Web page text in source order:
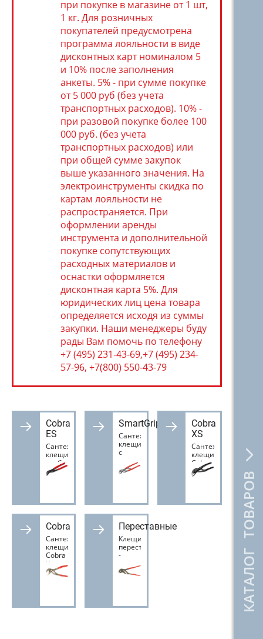
КАТАЛОГ ТОВАРОВ
при покупке в магазине от 1 шт,
1 кг. Для розничных
покупателей предусмотрена
программа лояльности в виде
дисконтных карт номиналом 5
и 10% после заполнения
анкеты. 5% - при сумме покупке
от 5 000 руб (без учета
транспортных расходов). 10% -
при разовой покупке более 100
000 руб. (без учета
транспортных расходов) или
при общей сумме закупок
выше указанного значения. На
электроинструменты скидка по
картам лояльности не
распространяется. При
оформлении аренды
инструмента и дополнительной
покупке сопутствующих
расходных материалов и
оснастки оформляется
дисконтная карта 5%. Для
юридических лиц цена товара
определяется исходя из суммы
закупки. Наши менеджеры буду
рады Вам помочь по телефону
+7 (495) 231-43-69,+7 (495) 234-
57-96, +7(800) 550-43-79
Cobra
ES
Сантехнические
клещи
особо
тонкие
Cobra
SmartGrip
Сантехнические
клещи
с
автоматической
установкой
SmartGrip
Cobra
XS
Cантехнические
клещи
Cobra
XS
Knipex
Cobra
Сантехнические
клещи
Cobra
Knipex
Переставные
Клещи
переставные
-
гаечный
ключ